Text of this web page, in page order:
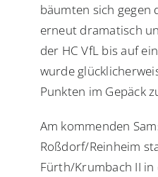
bäumten sich gegen
erneut dramatisch
der HC VfL bis auf
wurde
Punkten im Gepäck
Am kommenden
Roßdorf/Reinheim
Fürth/Krumbach II in